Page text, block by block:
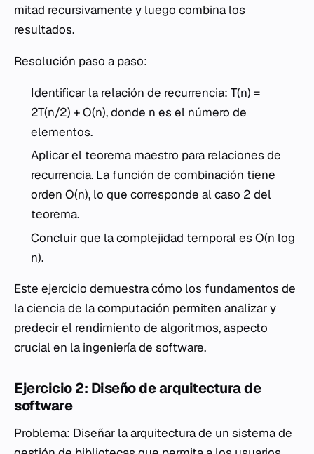
mitad recursivamente y luego combina los
resultados.
Resolución paso a paso:
Identificar la relación de recurrencia: T(n) =
2T(n/2) + O(n), donde n es el número de
elementos.
Aplicar el teorema maestro para relaciones de
recurrencia. La función de combinación tiene
orden O(n), lo que corresponde al caso 2 del
teorema.
Concluir que la complejidad temporal es O(n log
n).
Este ejercicio demuestra cómo los fundamentos de
la ciencia de la computación permiten analizar y
predecir el rendimiento de algoritmos, aspecto
crucial en la ingeniería de software.
Ejercicio 2: Diseño de arquitectura de
software
Problema: Diseñar la arquitectura de un sistema de